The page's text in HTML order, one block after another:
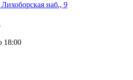
наб., 9
18:00